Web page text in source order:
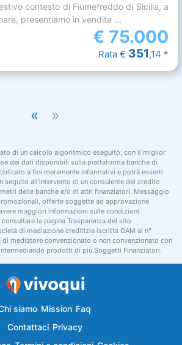
contesto di Fiumefreddo di Sicilia, a
presentiamo in vendita ...
€ 75.000
Rata € 351,14 *
« »
di un calcolo algoritmico eseguito, con il miglior
dei dati disponibili sulla piattaforma banche di
a fini meramente informativi e potrà esserti
seguito all'intervento di un consulente del credito
delle banche e/o di altri finanziatori. Messaggio
offerte soggette ad approvazione
maggiori informazioni sulle condizioni
la pagina Trasparenza del sito
di mediazione creditizia iscritta OAM al n°
di mediatore convenzionato o non convenzionato con
prodotti di più Soggetti Finanziatori.
siamo Mission Faq
Contattaci Privacy